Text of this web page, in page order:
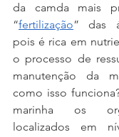
da camda mais
“fertilização” das
pois é rica em
o processo de
manutenção da
como isso
marinha os
localizados em